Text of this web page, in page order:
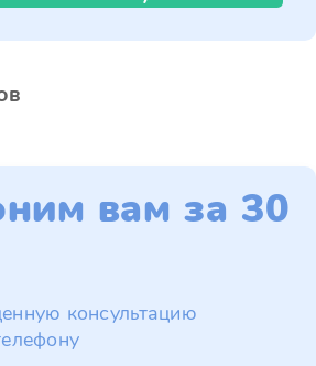
вам за 30
консультацию